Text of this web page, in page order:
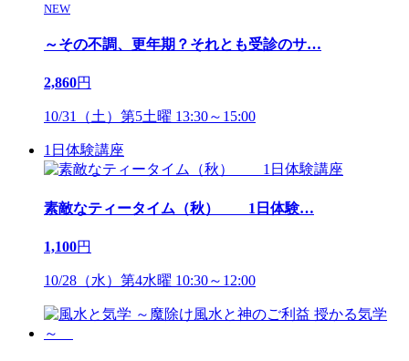
NEW
～その不調、更年期？それとも受診のサ…
2,860円
10/31（土）第5土曜 13:30～15:00
1日体験講座
素敵なティータイム（秋） 1日体験…
1,100円
10/28（水）第4水曜 10:30～12:00